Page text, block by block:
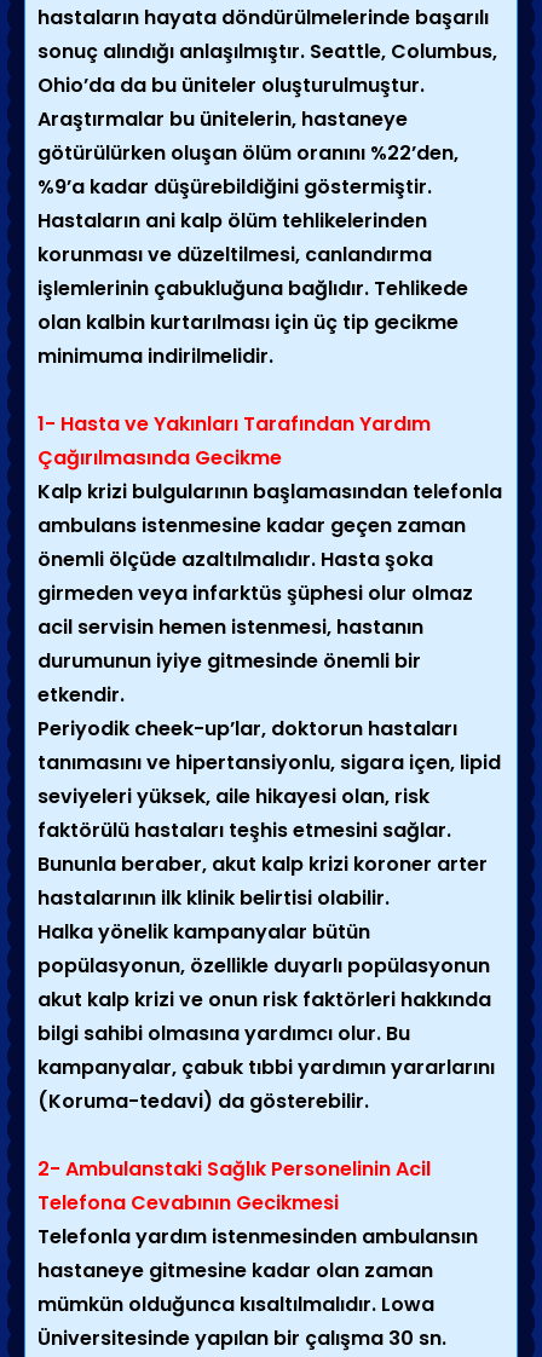
hastaların hayata döndürülmelerinde başarılı
sonuç alındığı anlaşılmıştır. Seattle, Columbus,
Ohio’da da bu üniteler oluşturulmuştur.
Araştırmalar bu ünitelerin, hastaneye
götürülürken oluşan ölüm oranını %22’den,
%9’a kadar düşürebildiğini göstermiştir.
Hastaların ani kalp ölüm tehlikelerinden
korunması ve düzeltilmesi, canlandırma
işlemlerinin çabukluğuna bağlıdır. Tehlikede
olan kalbin kurtarılması için üç tip gecikme
minimuma indirilmelidir.
1- Hasta ve Yakınları Tarafından Yardım
Çağırılmasında Gecikme
Kalp krizi bulgularının başlamasından telefonla
ambulans istenmesine kadar geçen zaman
önemli ölçüde azaltılmalıdır. Hasta şoka
girmeden veya infarktüs şüphesi olur olmaz
acil servisin hemen istenmesi, hastanın
durumunun iyiye gitmesinde önemli bir
etkendir.
Periyodik cheek-up’lar, doktorun hastaları
tanımasını ve hipertansiyonlu, sigara içen, lipid
seviyeleri yüksek, aile hikayesi olan, risk
faktörülü hastaları teşhis etmesini sağlar.
Bununla beraber, akut kalp krizi koroner arter
hastalarının ilk klinik belirtisi olabilir.
Halka yönelik kampanyalar bütün
popülasyonun, özellikle duyarlı popülasyonun
akut kalp krizi ve onun risk faktörleri hakkında
bilgi sahibi olmasına yardımcı olur. Bu
kampanyalar, çabuk tıbbi yardımın yararlarını
(Koruma-tedavi) da gösterebilir.
2- Ambulanstaki Sağlık Personelinin Acil
Telefona Cevabının Gecikmesi
Telefonla yardım istenmesinden ambulansın
hastaneye gitmesine kadar olan zaman
mümkün olduğunca kısaltılmalıdır. Lowa
Üniversitesinde yapılan bir çalışma 30 sn.